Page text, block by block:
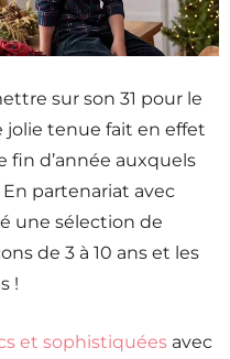
sur son 31 pour le
jolie tenue fait en effet
fin d’année auxquels
partenariat avec
une sélection de
de 3 à 10 ans et les
!
et sophistiquées avec